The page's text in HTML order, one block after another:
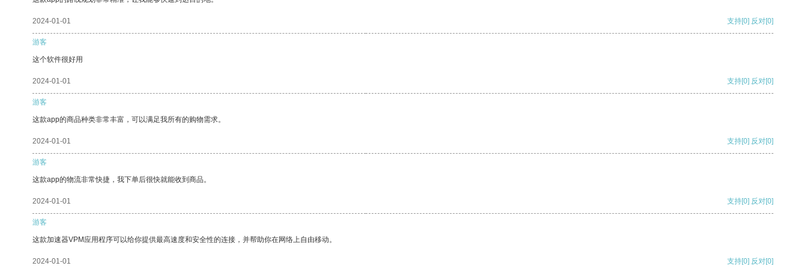
2024-01-01 支持[0] 反对[0]
游客
这个软件很好用
2024-01-01 支持[0] 反对[0]
游客
这款app的商品种类非常丰富，可以满足我所有的购物需求。
2024-01-01 支持[0] 反对[0]
游客
这款app的物流非常快捷，我下单后很快就能收到商品。
2024-01-01 支持[0] 反对[0]
游客
这款加速器VPM应用程序可以给你提供最高速度和安全性的连接，并帮助你在网络上自由移动。
2024-01-01 支持[0] 反对[0]